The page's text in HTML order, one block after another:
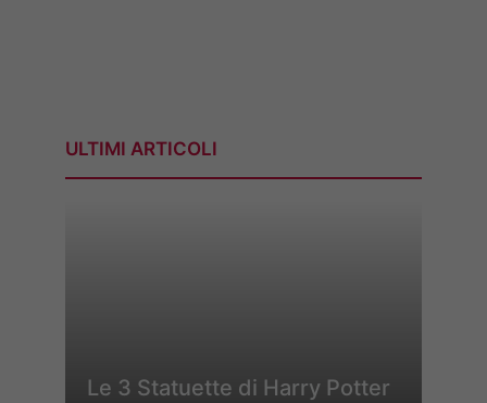
ULTIMI ARTICOLI
Le 3 Statuette di Harry Potter